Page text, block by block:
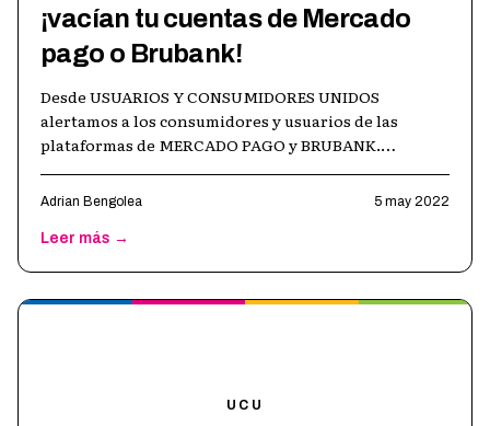
¡vacían tu cuentas de Mercado
pago o Brubank!
Desde USUARIOS Y CONSUMIDORES UNIDOS
alertamos a los consumidores y usuarios de las
plataformas de MERCADO PAGO y BRUBANK.
lamentablemente m
Adrian Bengolea 5 may 2022
Leer más →
UCU